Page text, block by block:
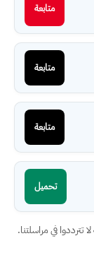
متابعة
متابعة
متابعة
تحميل
في مراسلتنا.